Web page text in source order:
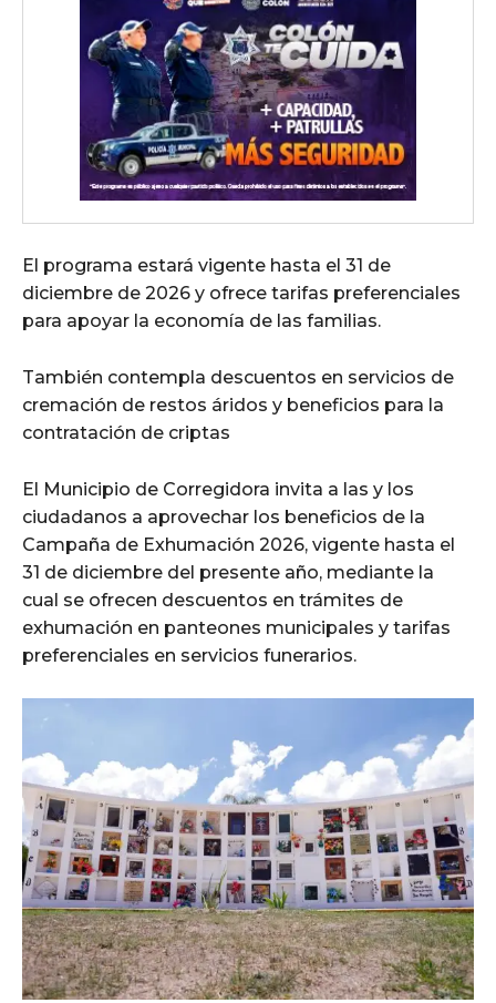
El programa estará vigente hasta el 31 de
diciembre de 2026 y ofrece tarifas preferenciales
para apoyar la economía de las familias.
También contempla descuentos en servicios de
cremación de restos áridos y beneficios para la
contratación de criptas
El Municipio de Corregidora invita a las y los
ciudadanos a aprovechar los beneficios de la
Campaña de Exhumación 2026, vigente hasta el
31 de diciembre del presente año, mediante la
cual se ofrecen descuentos en trámites de
exhumación en panteones municipales y tarifas
preferenciales en servicios funerarios.